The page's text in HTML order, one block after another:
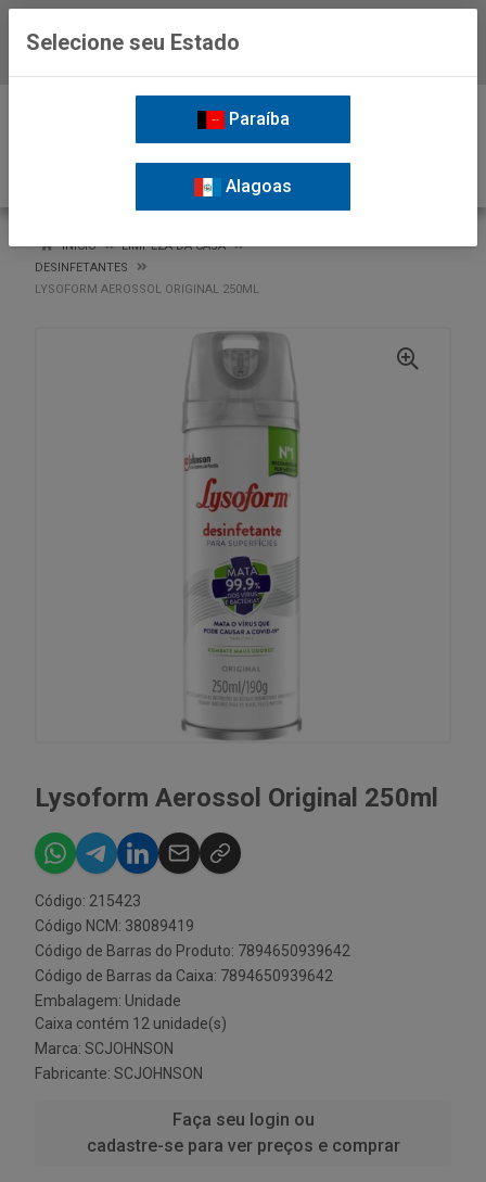
INÍCIO
LIMPEZA DA CASA
DESINFETANTES
LYSOFORM AEROSSOL ORIGINAL 250ML
Lysoform Aerossol Original 250ml
Código: 215423
Código NCM: 38089419
Código de Barras do Produto: 7894650939642
Código de Barras da Caixa: 7894650939642
Embalagem: Unidade
Caixa contém 12 unidade(s)
Marca: SCJOHNSON
Fabricante: SCJOHNSON
Faça seu login ou
cadastre-se para ver preços e comprar
Selecione seu Estado
Paraíba
Alagoas